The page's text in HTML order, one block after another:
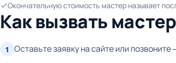
Окончательную стоимость мастер называет
Как вызвать
1 Оставьте заявку на сайте или позвоните